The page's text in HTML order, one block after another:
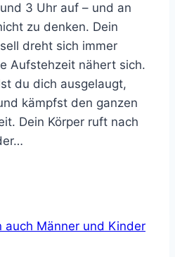
3 Uhr auf – und an
zu denken. Dein
dreht sich immer
Aufstehzeit nähert sich.
du dich ausgelaugt,
kämpfst den ganzen
Dein Körper ruft nach